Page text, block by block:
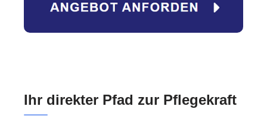
Ihr direkter Pfad zur Pflegekraft